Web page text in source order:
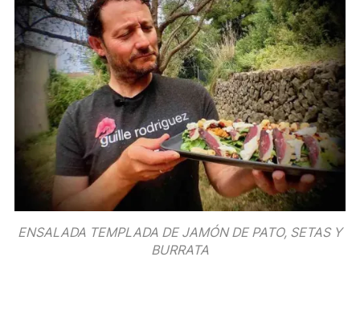
ENSALADA TEMPLADA DE JAMÓN DE PATO, SETAS Y
BURRATA